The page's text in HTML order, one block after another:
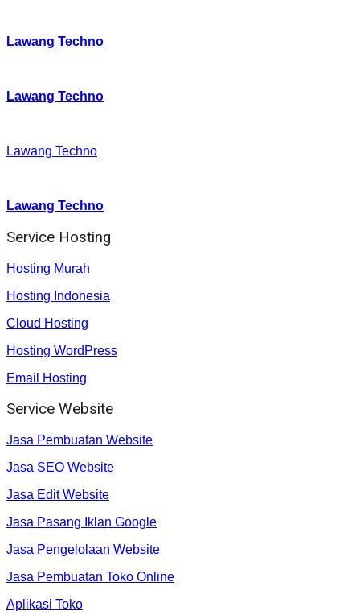
Lawang Techno
Lawang Techno
Lawang Techno
Lawang Techno
Service Hosting
Hosting Murah
Hosting Indonesia
Cloud Hosting
Hosting WordPress
Email Hosting
Service Website
Jasa Pembuatan Website
Jasa SEO Website
Jasa Edit Website
Jasa Pasang Iklan Google
Jasa Pengelolaan Website
Jasa Pembuatan Toko Online
Aplikasi Toko